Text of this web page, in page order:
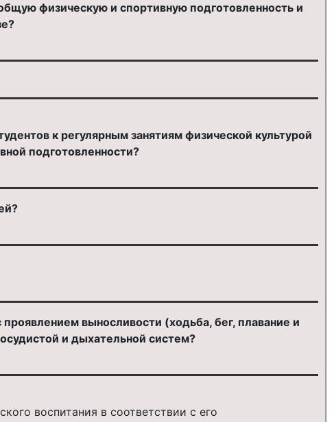
физическую и спортивную подготовленность и
к регулярным занятиям физической культурой
подготовленности?
выносливости (ходьба, бег, плавание и
и дыхательной систем?
воспитания в соответствии с его